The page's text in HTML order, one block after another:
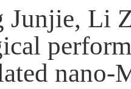
Junjie, Li
nano-